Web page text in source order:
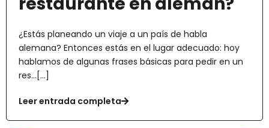
¿Estás planeando un viaje a un país de habla
alemana? Entonces estás en el lugar adecuado: hoy
hablamos de algunas frases básicas para pedir en un
res...[...]
Leer entrada completa